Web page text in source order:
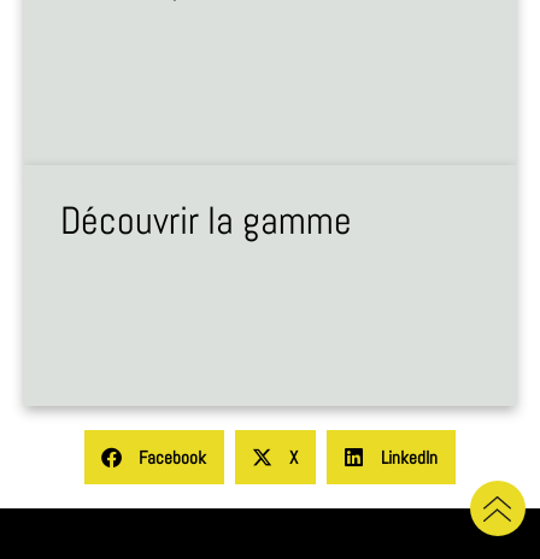
Découvrir la gamme
Facebook X LinkedIn